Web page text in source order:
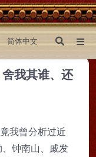
我其谁、还
我曾分析过近
钟南山、戚发